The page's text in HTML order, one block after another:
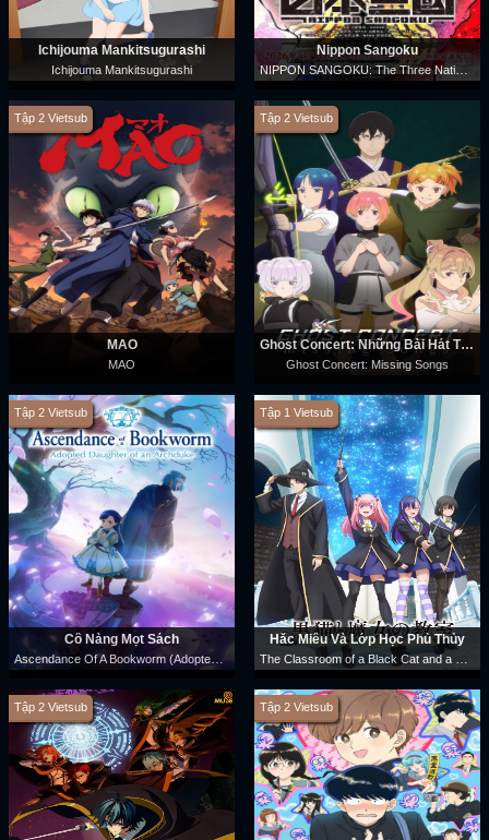
Ichijouma Mankitsugurashi
Ichijouma Mankitsugurashi
Nippon Sangoku
NIPPON SANGOKU: The Three Nations of the Crimson Sun
Tập 2 Vietsub
MAO
MAO
Tập 2 Vietsub
Ghost Concert: Những Bài Hát Thất Lạc
Ghost Concert: Missing Songs
Tập 2 Vietsub
Cô Nàng Mọt Sách
Ascendance Of A Bookworm (Adopted Daughter Of An Archduke)
Tập 1 Vietsub
Hắc Miêu Và Lớp Học Phù Thủy
The Classroom of a Black Cat and a Witch
Tập 2 Vietsub Tập 2 Vietsub